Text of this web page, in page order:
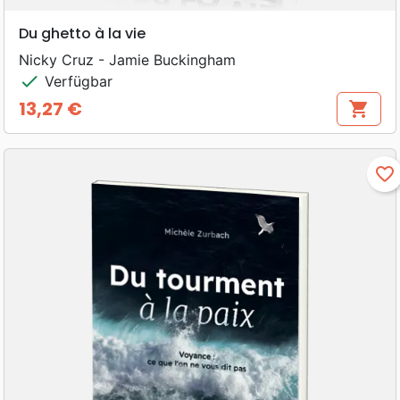
Du ghetto à la vie
Nicky Cruz - Jamie Buckingham
check Verfügbar
Preis
13,27 € shopping_cart
favorite_border